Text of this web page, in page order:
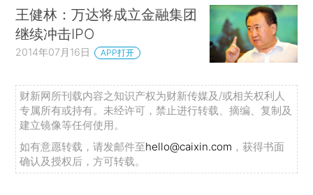
王健林：万达将成立金融集团
继续冲击IPO
2014年07月16日 APP打开
财新网所刊载内容之知识产权为财新传媒及/或相关权利人
专属所有或持有。未经许可，禁止进行转载、摘编、复制及
建立镜像等任何使用。
如有意愿转载，请发邮件至hello@caixin.com ，获得书面
确认及授权后，方可转载。